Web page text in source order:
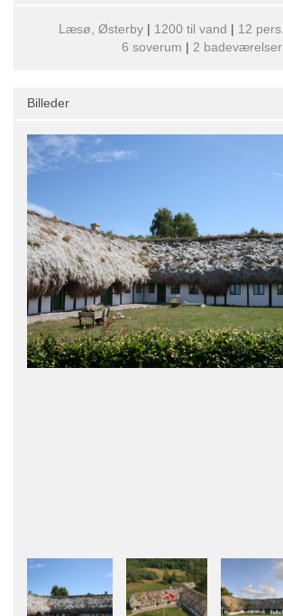
Læsø, Østerby| 1200 til vand | 12 pers.
6 soverum | 2 badeværelser
Billeder